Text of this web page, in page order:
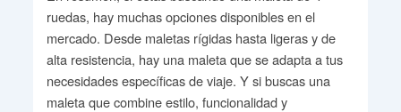
ruedas, hay muchas opciones disponibles en el
mercado. Desde maletas rígidas hasta ligeras y de
alta resistencia, hay una maleta que se adapta a tus
necesidades específicas de viaje. Y si buscas una
maleta que combine estilo, funcionalidad y